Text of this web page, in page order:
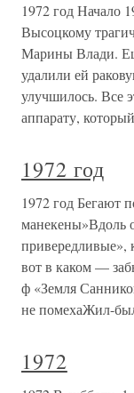
1972 год Начало
Высоцкому
Марины Влади.
удалили ей
улучшилось. Все
аппарату,
1972 год
1972 год Бегают
манекены»Вдоль
привередливые»,
вот в каком —
ф «Земля
не помехаЖил-
1972